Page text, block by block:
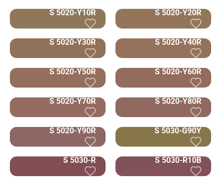
S 5020-Y10R S 5020-Y20R
S 5020-Y30R S 5020-Y40R
S 5020-Y50R S 5020-Y60R
S 5020-Y70R S 5020-Y80R
S 5020-Y90R S 5030-G90Y
S 5030-R S 5030-R10B